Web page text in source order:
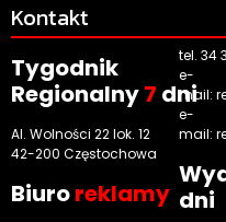
Kontakt
Tygodnik
Regionalny7 dni
Al. Wolności 22 lok. 12
42-200 Częstochowa
Biuroreklamy
tel. 34
e-
mail:
e-
mail:
dni